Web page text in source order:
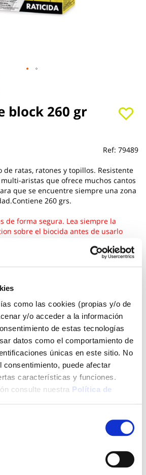
como las cookies (propias y/o de
y/o acceder a la información
de estas tecnologías
datos como el comportamiento de
únicas en este sitio. No
consentimiento, puede afectar
características y funciones.
consulte nuestra Política de
block 260 gr
Ref: 79489
de ratas, ratones y topillos. Resistente
aristas que ofrece muchos cantos
que se encuentre siempre una zona
260 grs.
de forma segura. Lea siempre la
sobre el biocida antes de usarlo
Ver más
6,45 €
Añadir al carrito
gratis
Envío a domicilio:
5 días hábiles
+ INFO